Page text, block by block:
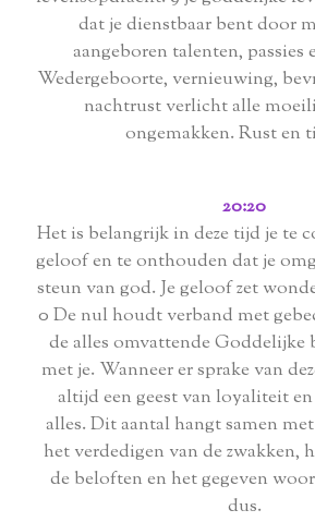
dat je dienstbaar bent door
aangeboren talenten, passies
Wedergeboorte, vernieuwing,
nachtrust verlicht alle
ongemakken. Rust en
20:20
Het is belangrijk in deze tijd je te
geloof en te onthouden dat je
steun van god. Je geloof zet
0 De nul houdt verband met
de alles omvattende Goddelijke
met je. Wanneer er sprake van
altijd een geest van loyaliteit
alles. Dit aantal hangt samen
het verdedigen van de zwakken,
de beloften en het gegeven
dus.